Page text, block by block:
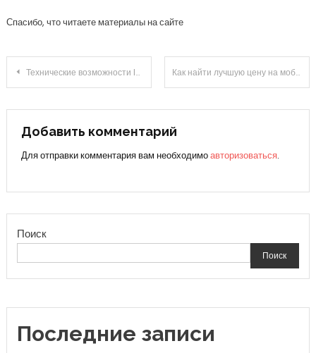
Спасибо, что читаете материалы на сайте
Навигация
по
записям
Технические возможности Ipad Mini 4 Как найти лучшую цену на мобильные устройства Самсунг
Добавить комментарий
Для отправки комментария вам необходимоавторизоваться.
Поиск
Поиск
Последние записи